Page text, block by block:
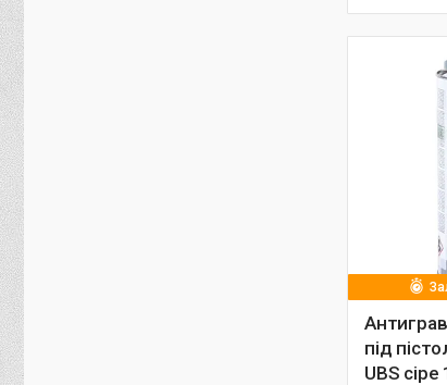
під
UBS сіре